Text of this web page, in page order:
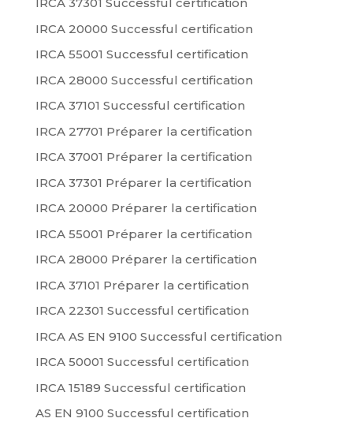
IRCA 20000 Successful certification
IRCA 55001 Successful certification
IRCA 28000 Successful certification
IRCA 37101 Successful certification
IRCA 27701 Préparer la certification
IRCA 37001 Préparer la certification
IRCA 37301 Préparer la certification
IRCA 20000 Préparer la certification
IRCA 55001 Préparer la certification
IRCA 28000 Préparer la certification
IRCA 37101 Préparer la certification
IRCA 22301 Successful certification
IRCA AS EN 9100 Successful certification
IRCA 50001 Successful certification
IRCA 15189 Successful certification
AS EN 9100 Successful certification